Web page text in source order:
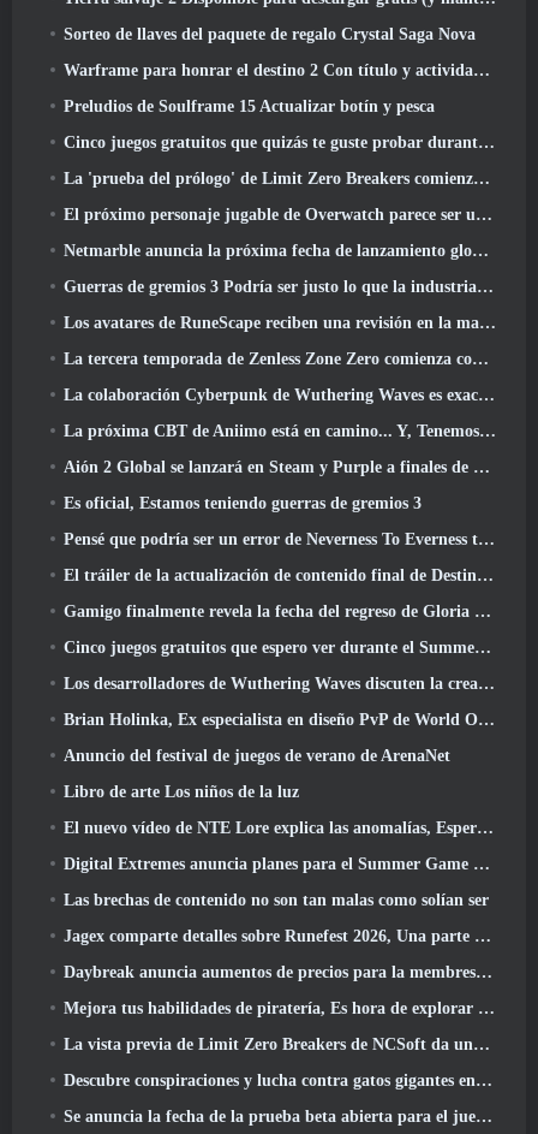
Sorteo de llaves del paquete de regalo Crystal Saga Nova
Warframe para honrar el destino 2 Con título y actividad especial en el juego
Preludios de Soulframe 15 Actualizar botín y pesca
Cinco juegos gratuitos que quizás te guste probar durante el Bullet Fest
La 'prueba del prólogo' de Limit Zero Breakers comienza hoy
El próximo personaje jugable de Overwatch parece ser un jefe criminal cyborg con exceso de trabajo
Netmarble anuncia la próxima fecha de lanzamiento global de RF Online
Guerras de gremios 3 Podría ser justo lo que la industria de los MMO necesita ahora mismo
Los avatares de RuneScape reciben una revisión en la mayor actualización visual del juego en los últimos diez años
La tercera temporada de Zenless Zone Zero comienza con un viaje a una isla Bangboo en el cielo, Y a la plataforma Steam
La colaboración Cyberpunk de Wuthering Waves es exactamente lo que quiero de mis eventos cruzados de videojuegos
La próxima CBT de Aniimo está en camino... Y, Tenemos una ventana de lanzamiento oficial
Aión 2 Global se lanzará en Steam y Purple a finales de este año
Es oficial, Estamos teniendo guerras de gremios 3
Pensé que podría ser un error de Neverness To Everness tener el evento Porsche Collab Gacha tan temprano, Pero me equivoqué
El tráiler de la actualización de contenido final de Destiny 2 es un grito de guerra
Gamigo finalmente revela la fecha del regreso de Gloria Victis, ¿Sobrevivirá la segunda vez??
Cinco juegos gratuitos que espero ver durante el Summer Game Fest
Los desarrolladores de Wuthering Waves discuten la creación de la secuencia de batalla Lahai-Roi Mech
Brian Holinka, Ex especialista en diseño PvP de World Of Warcraft, Se une al equipo MMO de League Of Legends
Anuncio del festival de juegos de verano de ArenaNet
Libro de arte Los niños de la luz
El nuevo vídeo de NTE Lore explica las anomalías, Esperar, Y cómo una organización "secreta" lo rastrea todo
Digital Extremes anuncia planes para el Summer Game Fest
Las brechas de contenido no son tan malas como solían ser
Jagex comparte detalles sobre Runefest 2026, Una parte de la celebración del 25 aniversario de RuneScape IP
Daybreak anuncia aumentos de precios para la membresía VIP de Lord Of The Rings Online
Mejora tus habilidades de piratería, Es hora de explorar Night City en Wuthering Waves
La vista previa de Limit Zero Breakers de NCSoft da una idea de qué esperar de la próxima prueba del prólogo
Descubre conspiraciones y lucha contra gatos gigantes en tu tiempo de inactividad en la última actualización de Where Winds Meet
Se anuncia la fecha de la prueba beta abierta para el juego Dark Fantasy Extraction, Cazador de la niebla